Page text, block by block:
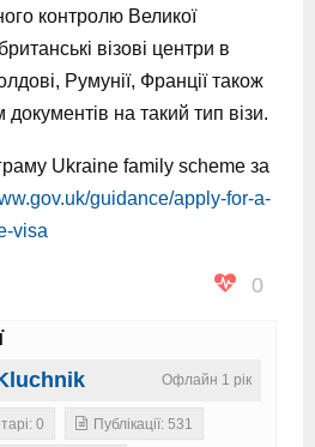
контролю Великої
візові центри в
Румунії, Франції також
на такий тип візи.
Ukraine family scheme за
guidance/apply-for-a-
visa
0
Офлайн 1 рік
0 Публікації: 531